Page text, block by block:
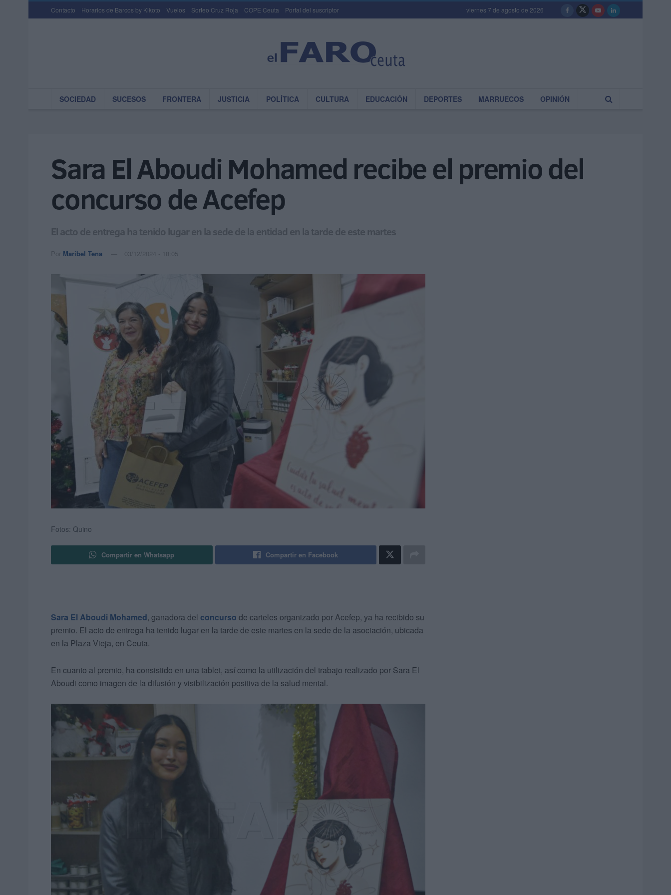
Contacto Horarios de Barcos by Kikoto Vuelos Sorteo Cruz Roja COPE Ceuta Portal del suscriptor viernes 7 de agosto de 2026
SOCIEDAD SUCESOS FRONTERA JUSTICIA POLÍTICA CULTURA EDUCACIÓN DEPORTES MARRUECOS OPINIÓN
Sara El Aboudi Mohamed recibe el premio del
concurso de Acefep
El acto de entrega ha tenido lugar en la sede de la entidad en la tarde de este martes
Por Maribel Tena 03/12/2024 - 18:05
Fotos: Quino
Compartir en Whatsapp Compartir en Facebook
Sara El Aboudi Mohamed, ganadora del concurso de carteles organizado por Acefep, ya ha recibido su
premio. El acto de entrega ha tenido lugar en la tarde de este martes en la sede de la asociación, ubicada
en la Plaza Vieja, en Ceuta.
En cuanto al premio, ha consistido en una tablet, así como la utilización del trabajo realizado por Sara El
Aboudi como imagen de la difusión y visibilización positiva de la salud mental.